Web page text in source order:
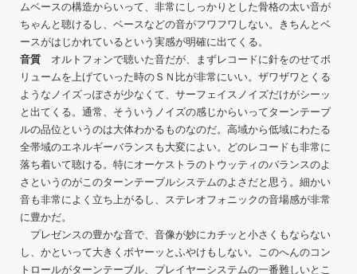
ムベースの構造からいって、非常にしっかりとした骨格の太い音が
ちゃんと聴けるし、ベースなどの音がフワフワしない。きちんとベ
ースがはじかれているという実感が明確に出てくる。
音質 オルトフォンで聴いた音だが、まずレコードに針をのせてボ
リュームを上げていった時のＳＮ比が非常にいい。ザワザワとくる
ようなノイズっぽさが少なくて、サーフェイスノイズだけがシーッ
と出てくる。通常、そういうノイズの感じからいってターンテーブ
ルの品位というのは大体わかるものなのだ。高域から低域にわたる
全帯域のエネルギーバランスも大変によい。どのレコードも非常に
落ち着いて聴ける。特にオーケストラのトウッティのバランスのよ
さというのがこのターンテーブルシステムのよさだと思う。細かい
音も非常によく立ち上がるし、ステレオフォニックの音場感が非常
に豊かだ。
プレゼンスの豊かな音で、音像が妙にカチッと小さくもならない
し、かといって大きくボヤーッとふやけもしない。このへんのコン
トロールがターンテーブル、プレイヤーシステムの一番難しいとこ